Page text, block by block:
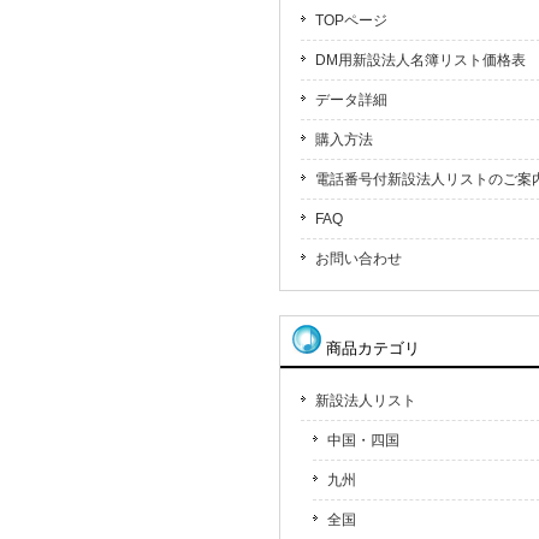
TOPページ
DM用新設法人名簿リスト価格表
データ詳細
購入方法
電話番号付新設法人リストのご案
FAQ
お問い合わせ
商品カテゴリ
新設法人リスト
中国・四国
九州
全国